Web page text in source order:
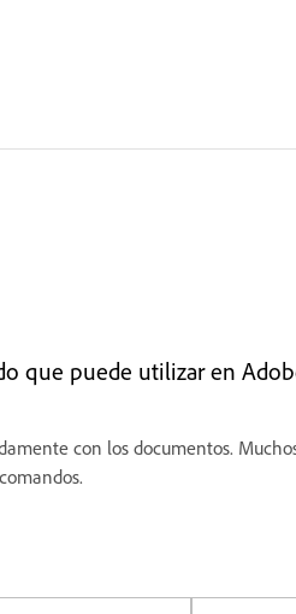
que puede utilizar en
con los documentos.